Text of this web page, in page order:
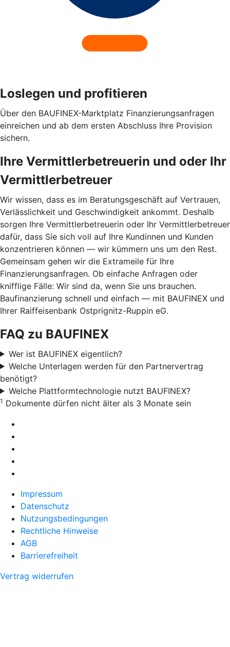
Loslegen und profitieren
Über den BAUFINEX-Marktplatz Finanzierungsanfragen
einreichen und ab dem ersten Abschluss Ihre Provision
sichern.
Ihre Vermittlerbetreuerin und oder Ihr
Vermittlerbetreuer
Wir wissen, dass es im Beratungsgeschäft auf Vertrauen,
Verlässlichkeit und Geschwindigkeit ankommt. Deshalb
sorgen Ihre Vermittlerbetreuerin oder Ihr Vermittlerbetreuer
dafür, dass Sie sich voll auf Ihre Kundinnen und Kunden
konzentrieren können — wir kümmern uns um den Rest.
Gemeinsam gehen wir die Extrameile für Ihre
Finanzierungsanfragen. Ob einfache Anfragen oder
knifflige Fälle: Wir sind da, wenn Sie uns brauchen.
Baufinanzierung schnell und einfach — mit BAUFINEX und
Ihrer Raiffeisenbank Ostprignitz-Ruppin eG.
FAQ zu BAUFINEX
Wer ist BAUFINEX eigentlich?
Welche Unterlagen werden für den Partnervertrag
benötigt?
Welche Plattformtechnologie nutzt BAUFINEX?
1 Dokumente dürfen nicht älter als 3 Monate sein
Impressum
Datenschutz
Nutzungsbedingungen
Rechtliche Hinweise
AGB
Barrierefreiheit
Vertrag widerrufen